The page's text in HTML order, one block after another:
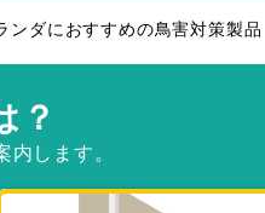
た製品を探す
ンダにおすすめの鳥害対策製品
？
内します。